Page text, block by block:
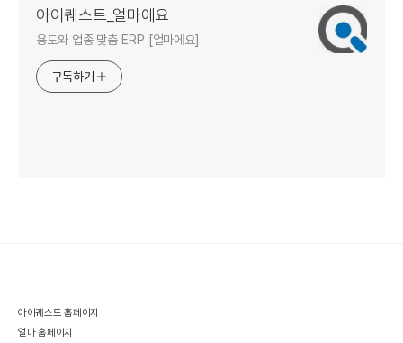
아이퀘스트_얼마에요
용도와 업종 맞춤 ERP [얼마에요]
구독하기
아이퀘스트 홈페이지
얼마 홈페이지